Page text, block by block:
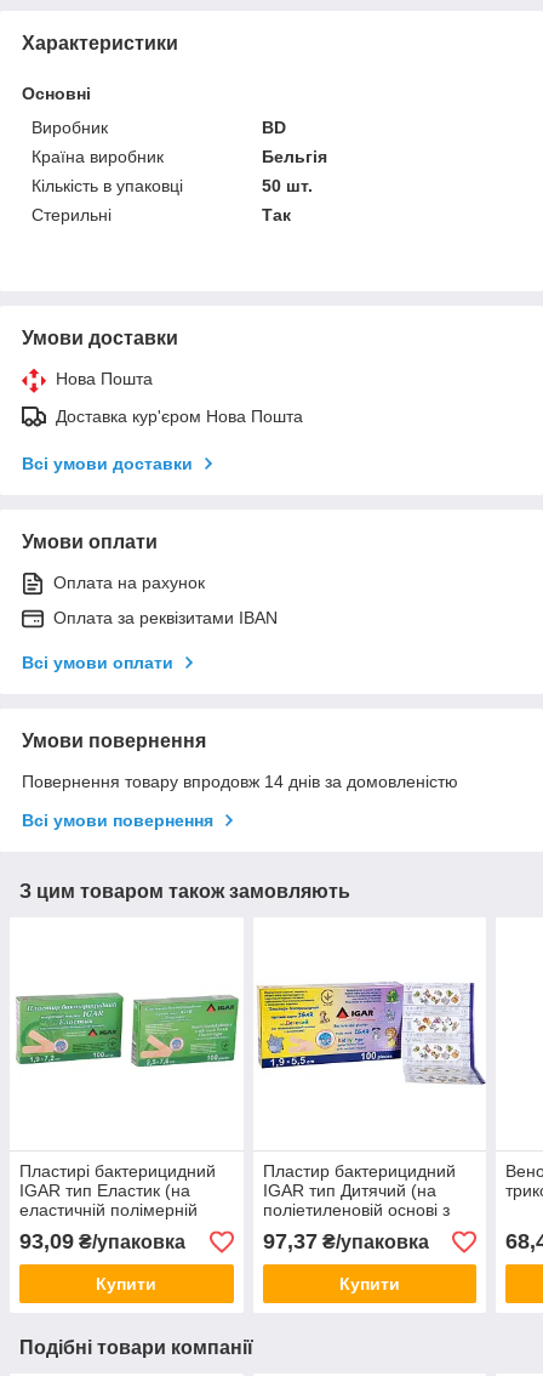
Характеристики
Основні
Виробник
BD
Країна виробник
Бельгія
Кількість в упаковці
50 шт.
Стерильні
Так
Умови доставки
Нова Пошта
Доставка кур'єром Нова Пошта
Всі умови доставки
Умови оплати
Оплата на рахунок
Оплата за реквізитами IBAN
Всі умови оплати
Умови повернення
Повернення товару впродовж 14 днів за домовленістю
Всі умови повернення
З цим товаром також замовляють
Пластирі бактерицидний
IGAR тип Еластик (на
еластичній полімерній
основі) 2,5х7,6 см
93,09 ₴/упаковка
Купити
Пластир бактерицидний
IGAR тип Дитячий (на
полiетиленовiй основi з
малюнками) 1,9*5,5см
97,37₴/упаковка
Купити
Подібні товари компанії